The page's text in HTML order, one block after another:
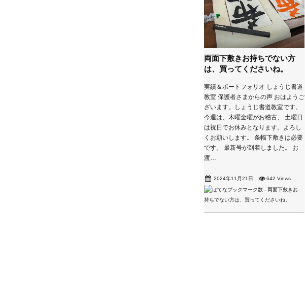
両面下敷きお持ちでない方
は、買ってくださいね。
実績＆ポートフォリオ しょうじ書道
教室 保護者さまからの声 おはようご
ざいます。しょうじ書道教室です。
今週は、木曜金曜がお稽古、 土曜日
は祝日でお休みとなります。よろし
くお願いします。 条幅下敷きは必要
です。 最新号が到着しました。 お
渡…
2024年11月21日 642 Views